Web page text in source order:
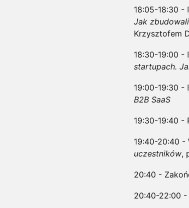
​18:05-18:30 -
Jak
Krzysztofem
​18:30-19:00 -
startupach.
​19:00-19:30 -
B2B SaaS
​19:30-19:40 -
​19:40-20:40 -
uczestników,
​20:40 -
​20:40-22:00